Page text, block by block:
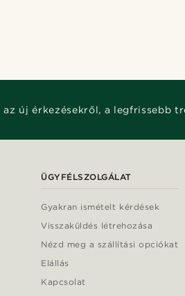
új érkezésekről, a legfrissebb
ÜGYFÉLSZOLGÁLAT
Gyakran ismételt kérdések
Visszaküldés létrehozása
Nézd meg a szállítási opciókat
Elállás
Kapcsolat